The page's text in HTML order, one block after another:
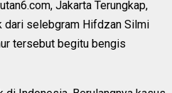
Jakarta Terungkap,
dari selebgram Hifdzan Silmi
tersebut begitu bengis